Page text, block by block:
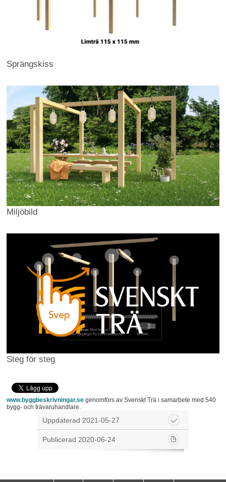
Sprängskiss
Miljöbild
Steg för steg
www.byggbeskrivningar.segenomförs av Svenskt Trä i samarbete med 540
bygg- och trävaruhandlare.
Uppdaterad 2021-05-27
Publicerad 2020-06-24